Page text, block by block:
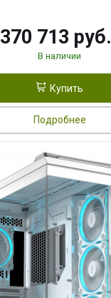
370 713 руб.
В наличии
Купить
Подробнее